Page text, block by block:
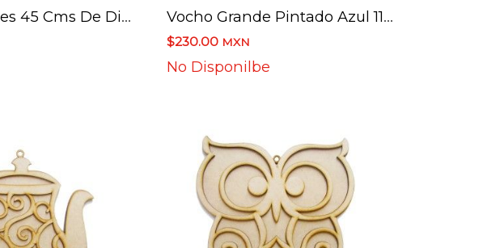
Mandala Flores 45 Cms De Diametro Vocho Grande Pintado Azul 115 Cms X 118 Cms
$230.00 MXN
No Disponilbe